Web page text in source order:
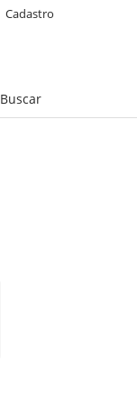
Buscar
Cadastro